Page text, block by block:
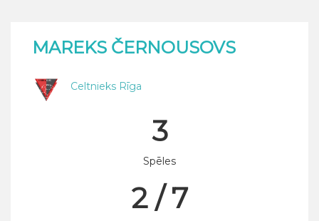
MAREKS ČERNOUSOVS
Celtnieks Rīga
3
Spēles
2 / 7